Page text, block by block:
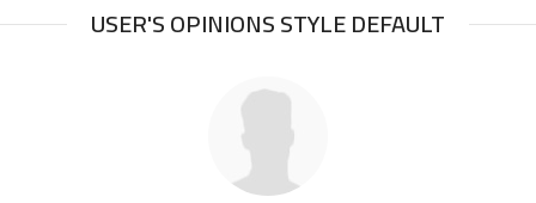
USER'S OPINIONS STYLE DEFAULT